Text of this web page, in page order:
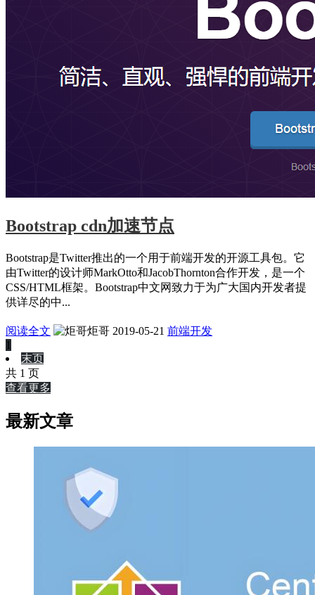
Bootstrap cdn加速节点
Bootstrap是Twitter推出的一个用于前端开发的开源工具包。它
由Twitter的设计师MarkOtto和JacobThornton合作开发，是一个
CSS/HTML框架。Bootstrap中文网致力于为广大国内开发者提
供详尽的中...
阅读全文 炬哥 2019-05-21 前端开发
1
末页
共 1 页
查看更多
最新文章